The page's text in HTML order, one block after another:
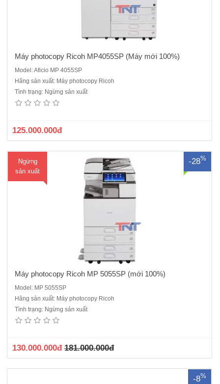
Máy photocopy Ricoh MP4055SP (Máy mới 100%)
Model: Aficio MP 4055SP
Hãng sản xuất: Máy photocopy Ricoh
Tình trạng: Ngừng sản xuất
125.000.000đ
Ngừng
sản xuất
-28%
Máy Photocopy Ricoh MP 5055SP mới 100% Máy ricoh MP5055SP
năm 2021 ra mắt sản phẩm Máy ricoh IM5000 thay thế Máy nhập
khẩu, Hàng chính hãng , nguyên đai , nguyên kiện .Là máy photocopy
Máy photocopy Ricoh MP 5055SP (mới 100%)
Model: MP 5055SP
Hãng sản xuất: Máy photocopy Ricoh
Tình trạng: Ngừng sản xuất
130.000.000đ 181.000.000đ
-8%
Máy Photocopy Ricoh Aficio MP 7503 năng chính: Photocopy - in
mạng - Scan màuCông nghệ in Laser Tốc độ sao chụp 75 trang A4 /
phútĐộ phân giải photo: 600 dpiSao chụp liên tục 999 bảnThời gian